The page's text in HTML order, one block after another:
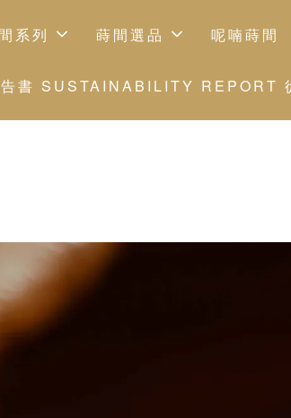
系列 蒔間選品 呢喃蒔間
書 SUSTAINABILITY REPORT